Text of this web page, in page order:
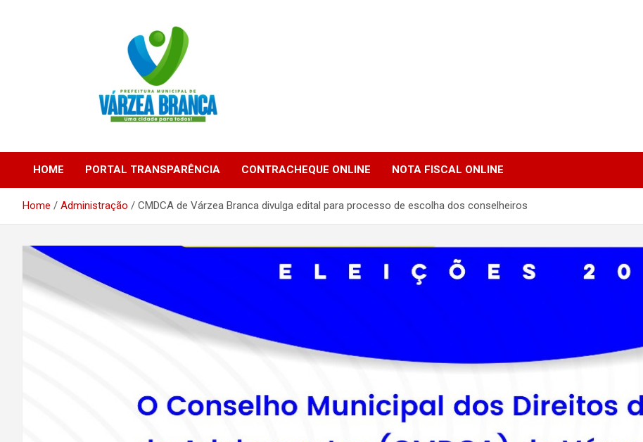
Prefeitura de Várzea
Branca / PI
HOME PORTAL TRANSPARÊNCIA CONTRACHEQUE ONLINE NOTA FISCAL ONLINE
Home Administração CMDCA de Várzea Branca divulga edital para processo de escolha dos conselheiros